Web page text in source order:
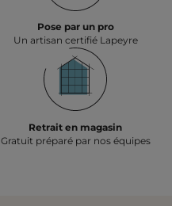
Pose par un pro
Un artisan certifié Lapeyre
Retrait en magasin
Gratuit préparé par nos équipes